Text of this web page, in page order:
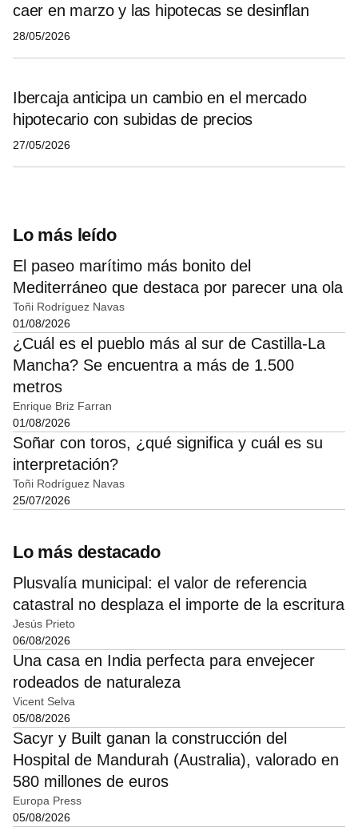
caer en marzo y las hipotecas se desinflan
28/05/2026
Ibercaja anticipa un cambio en el mercado
hipotecario con subidas de precios
27/05/2026
Lo más leído
El paseo marítimo más bonito del
Mediterráneo que destaca por parecer una ola
Toñi Rodríguez Navas
01/08/2026
¿Cuál es el pueblo más al sur de Castilla-La
Mancha? Se encuentra a más de 1.500
metros
Enrique Briz Farran
01/08/2026
Soñar con toros, ¿qué significa y cuál es su
interpretación?
Toñi Rodríguez Navas
25/07/2026
Lo más destacado
Plusvalía municipal: el valor de referencia
catastral no desplaza el importe de la escritura
Jesús Prieto
06/08/2026
Una casa en India perfecta para envejecer
rodeados de naturaleza
Vicent Selva
05/08/2026
Sacyr y Built ganan la construcción del
Hospital de Mandurah (Australia), valorado en
580 millones de euros
Europa Press
05/08/2026